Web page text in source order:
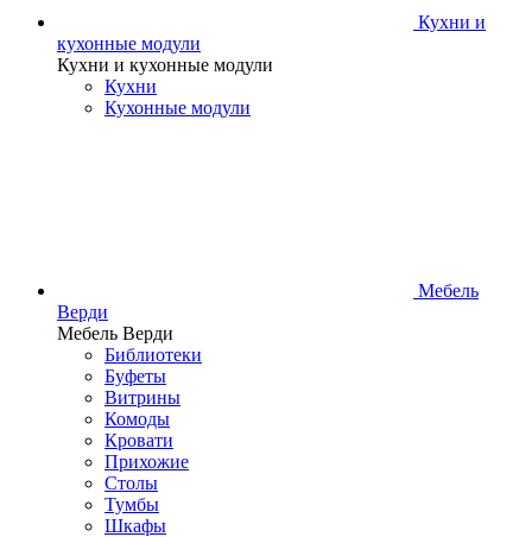
Кухни и
кухонные модули
Кухни и кухонные модули
Кухни
Кухонные модули
Мебель
Верди
Мебель Верди
Библиотеки
Буфеты
Витрины
Комоды
Кровати
Прихожие
Столы
Тумбы
Шкафы